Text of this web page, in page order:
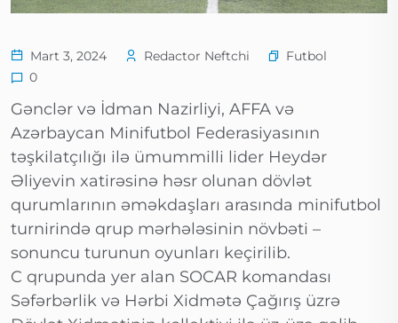
Mart 3, 2024 Redactor Neftchi
Futbol
0
Gənclər və İdman Nazirliyi, AFFA və
Azərbaycan Minifutbol Federasiyasının
təşkilatçılığı ilə ümummilli lider Heydər
Əliyevin xatirəsinə həsr olunan dövlət
qurumlarının əməkdaşları arasında minifutbol
turnirində qrup mərhələsinin növbəti –
sonuncu turunun oyunları keçirilib.
C qrupunda yer alan SOCAR komandası
Səfərbərlik və Hərbi Xidmətə Çağırış üzrə